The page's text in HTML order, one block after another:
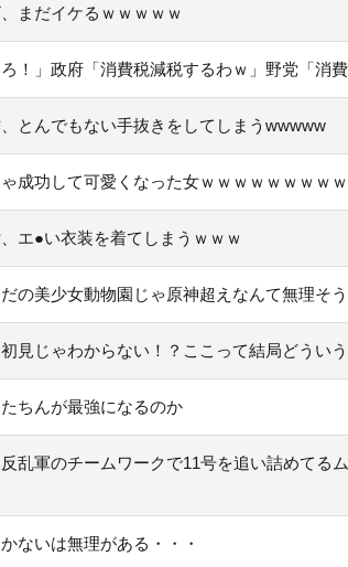
まだイケるｗｗｗｗｗ
！」政府「消費税減税するわｗ」野党「消費
、とんでもない手抜きをしてしまうwwwww
成功して可愛くなった女ｗｗｗｗｗｗｗｗ
エ●い衣装を着てしまうｗｗｗ
だの美少女動物園じゃ原神超えなんて無理そ
初見じゃわからない！？ここって結局どうい
ちんが最強になるのか
反乱軍のチームワークで11号を追い詰めてる
ないは無理がある・・・